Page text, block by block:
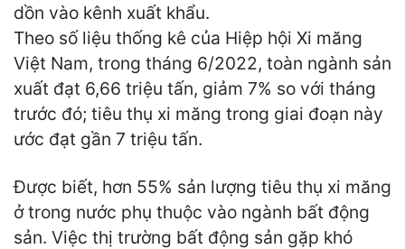
dồn vào kênh xuất khẩu.
Theo số liệu thống kê của Hiệp hội Xi măng
Việt Nam, trong tháng 6/2022, toàn ngành sản
xuất đạt 6,66 triệu tấn, giảm 7% so với tháng
trước đó; tiêu thụ xi măng trong giai đoạn này
ước đạt gần 7 triệu tấn.
Được biết, hơn 55% sản lượng tiêu thụ xi măng
ở trong nước phụ thuộc vào ngành bất động
sản. Việc thị trường bất động sản gặp khó